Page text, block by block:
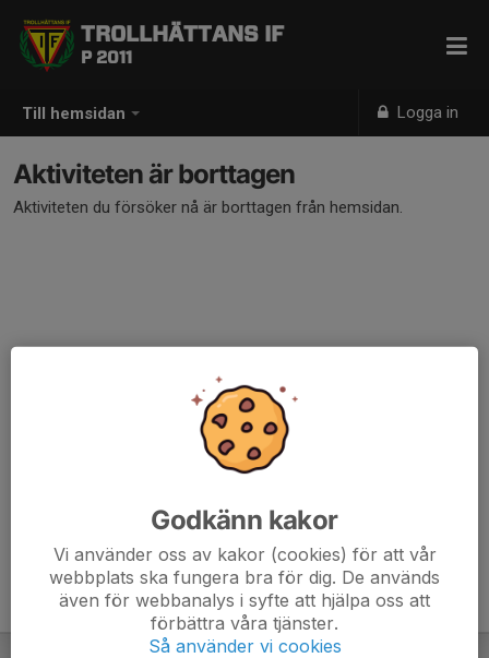
Till hemsidan Logga in
TROLLHÄTTANS IF
P 2011
Aktiviteten är borttagen
Aktiviteten du försöker nå är borttagen från hemsidan.
Godkänn kakor
Vi använder oss av kakor (cookies) för att vår
webbplats ska fungera bra för dig. De används
även för webbanalys i syfte att hjälpa oss att
förbättra våra tjänster.
Så använder vi cookies